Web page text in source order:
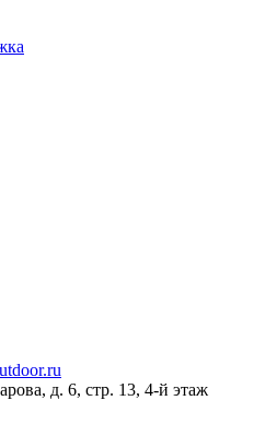
д. 6, стр. 13, 4-й этаж